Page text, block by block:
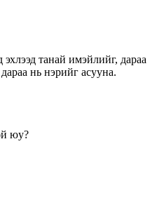
эхлээд танай имэйлийг, дараа
нь нэрийг асууна.
юу?